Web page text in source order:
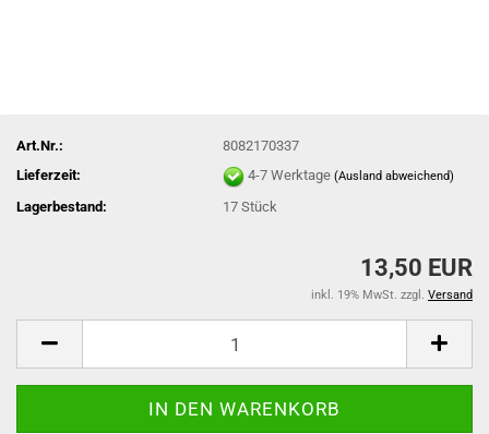
Art.Nr.:
8082170337
Lieferzeit:
4-7 Werktage(Ausland abweichend)
Lagerbestand: 17Stück
13,50 EUR
inkl. 19% MwSt. zzgl. Versand